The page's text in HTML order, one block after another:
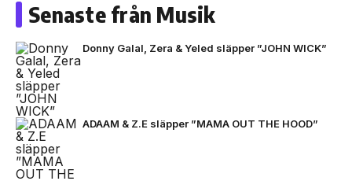
Senaste från Musik
Donny Galal, Zera & Yeled släpper ”JOHN WICK”
ADAAM & Z.E släpper ”MAMA OUT THE HOOD”